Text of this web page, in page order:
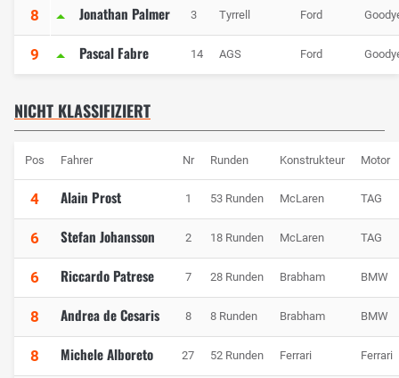
8 Jonathan Palmer 3 Tyrrell Ford
9 Pascal Fabre 14 AGS Ford
NICHT KLASSIFIZIERT
Pos Fahrer Nr Runden Konstrukteur Motor
4 Alain Prost 1 53 Runden McLaren TAG
6 Stefan Johansson 2 18 Runden McLaren TAG
6 Riccardo Patrese 7 28 Runden Brabham BMW
8 Andrea de Cesaris 8 8 Runden Brabham BMW
8 Michele Alboreto 27 52 Runden Ferrari Ferrari